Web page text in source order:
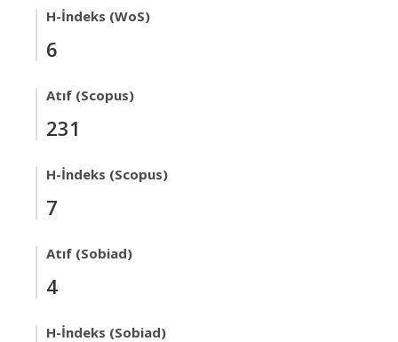
H-İndeks (WoS)
6
Atıf (Scopus)
231
H-İndeks (Scopus)
7
Atıf (Sobiad)
4
H-İndeks (Sobiad)